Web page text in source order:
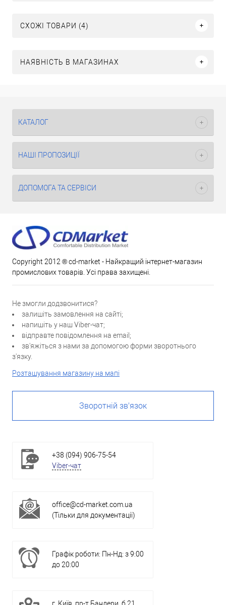
СХОЖІ ТОВАРИ (4)
НАЯВНІСТЬ В МАГАЗИНАХ
КАТАЛОГ
НАШІ ПРОПОЗИЦІЇ
ДОПОМОГА ТА СЕРВІСИ
Copyright 2012 ® cd-market - Найкращий інтернет-магазин
промислових товарів. Усі права захищені.
Не змогли додзвонитися?
залишіть замовлення на сайті;
напишіть у наш Viber-чат;
відправте повідомлення на email;
зв'яжіться з нами за допомогою форми зворотнього
з'язку.
Розташування магазину на мапі
Зворотній зв'язок
+38 (094) 906-75-54
Viber-чат
office@cd-market.com.ua
(Тільки для документації)
Графік роботи: Пн-Нд: з 9:00
до 20:00